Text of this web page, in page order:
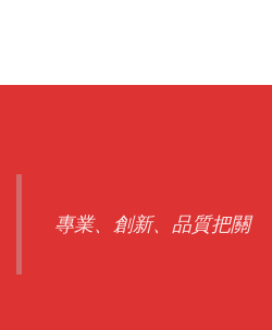
專業、創新、品質把關